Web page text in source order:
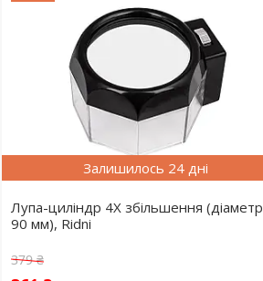
Залишилось 24 дні
Лупа-циліндр 4X збільшення (діаметр
90 мм), Ridni
379 ₴